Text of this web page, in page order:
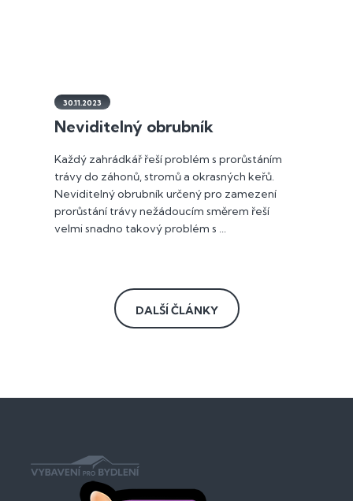
Neviditelný obrubník
30.11.2023
Každý zahrádkář řeší problém s prorůstáním
trávy do záhonů, stromů a okrasných keřů.
Neviditelný obrubník určený pro zamezení
prorůstání trávy nežádoucím směrem řeší
velmi snadno takový problém s ...
DALŠÍ ČLÁNKY